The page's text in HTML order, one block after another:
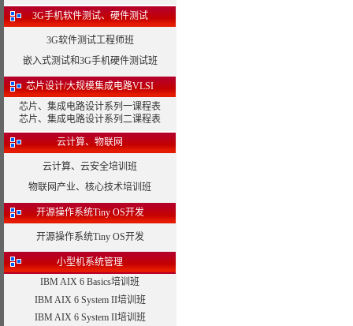
3G手机软件测试、硬件测试
3G软件测试工程师班
嵌入式测试和3G手机硬件测试班
芯片设计/大规模集成电路VLSI
芯片、集成电路设计系列一课程表
芯片、集成电路设计系列二课程表
云计算、物联网
云计算、云安全培训班
物联网产业、核心技术培训班
开源操作系统Tiny OS开发
开源操作系统Tiny OS开发
小型机系统管理
IBM AIX 6 Basics培训班
IBM AIX 6 System II培训班
IBM AIX 6 System II培训班